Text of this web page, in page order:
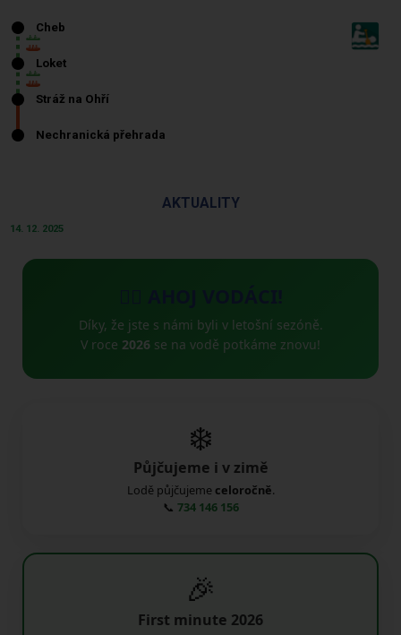
AKTUALITY
14. 12. 2025
Díky, že jste s námi byli v letošní sezóně.
V roce 2026 se na vodě potkáme znovu!
❄️
Půjčujeme i v zimě
Lodě půjčujeme celoročně.
📞 734 146 156
🎉
First minute 2026